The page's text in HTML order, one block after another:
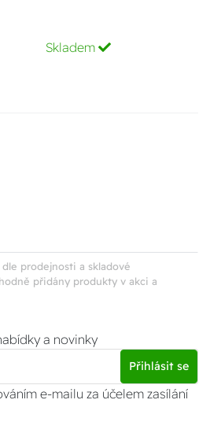
Skladem
prodejnosti a skladové
přidány produkty v akci a
a novinky
Přihlásit se
e-mailu za účelem zasílání